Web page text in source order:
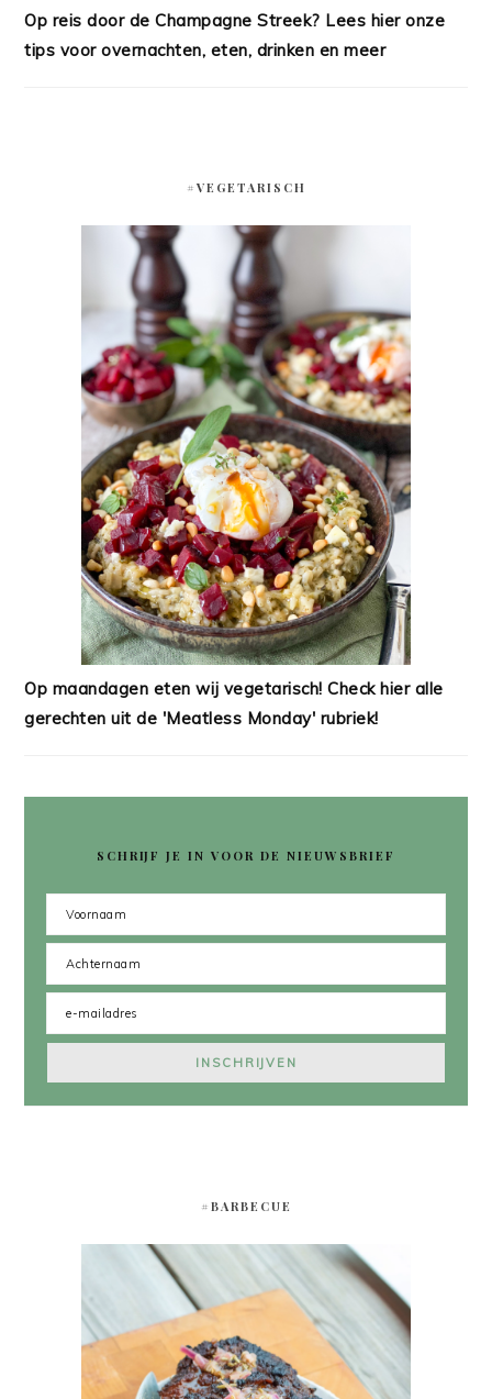
Op reis door de Champagne Streek? Lees hier onze
tips voor overnachten, eten, drinken en meer
#VEGETARISCH
Op maandagen eten wij vegetarisch! Check hier alle
gerechten uit de 'Meatless Monday' rubriek!
SCHRIJF JE IN VOOR DE NIEUWSBRIEF
#BARBECUE